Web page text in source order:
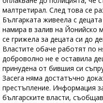
малтретирал. След това се
Българката живеела с
намира в залив на Йонийско
се грижела за децата си до
Властите обаче работят по
доброволно не е оставила
принудена от бившия си
Засега няма достатъчно
престъпление. Информация
българските власти,